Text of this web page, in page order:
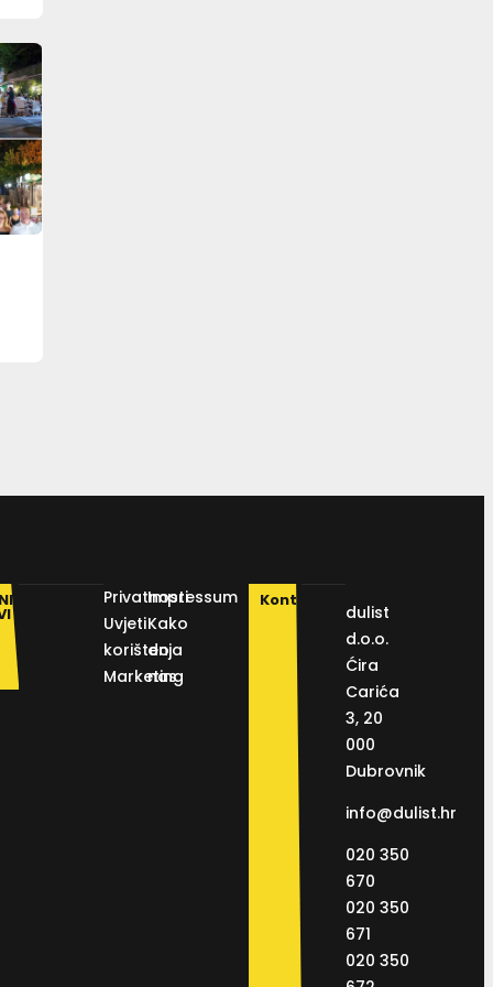
Privatnosti
Uvjeti
korištenja
Marketing
Impressum
Kako
do
nas
Kontakt
dulist
d.o.o.
Ćira
Carića
3, 20
000
Dubrovnik
info@dulist.hr
020 350
670
020 350
671
020 350